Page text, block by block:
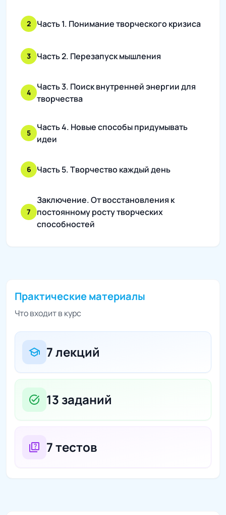
2 Часть 1. Понимание творческого кризиса
3 Часть 2. Перезапуск мышления
4
Часть 3. Поиск внутренней энергии для
творчества
5
Часть 4. Новые способы придумывать
идеи
6 Часть 5. Творчество каждый день
7
Заключение. От восстановления к
постоянному росту творческих
способностей
Практические материалы
Что входит в курс
school 7 лекций
task_alt 13 заданий
quiz 7 тестов